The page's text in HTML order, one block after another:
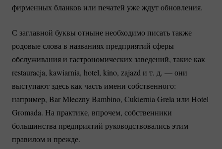
фирменных бланков или печатей уже ждут обновления.
С заглавной буквы отныне необходимо писать также
родовые слова в названиях предприятий сферы
обслуживания и гастрономических заведений, такие как
restauracja, kawiarnia, hotel, kino, zajazd и т. д. — они
выступают здесь как часть имени собственного:
например, Bar Mleczny Bambino, Cukiernia Grela или Hotel
Gromada. На практике, впрочем, собственники
большинства предприятий руководствовались этим
правилом и прежде.